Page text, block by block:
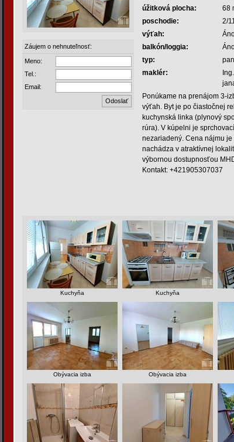
Záujem o nehnuteľnosť:
Meno:
Tel.:
Email:
úžitková plocha:
68
poschodie:
2/
výťah:
balkón/loggia:
typ:
maklér:
Ponúkame na prenájom 3-
výťah. Byt je po čiastočnej
kuchynská linka (plynový
rúra). V kúpelni je
nezariadený. Cena nájmu
nachádza v atraktívnej
výbornou dostupnosťou
Kontakt: +421905307037
Kuchyňa Kuchyňa
Obývacia izba Obývacia izba